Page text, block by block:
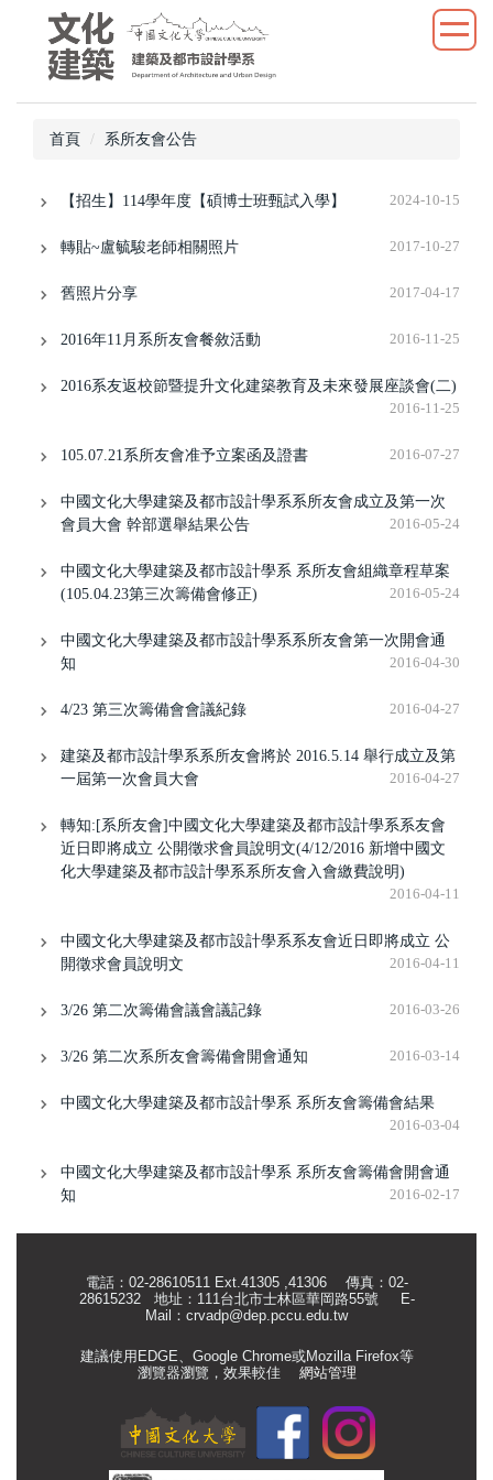
首頁 系所友會公告
【招生】114學年度【碩博士班甄試入學】 2024-10-15
轉貼~盧毓駿老師相關照片 2017-10-27
舊照片分享 2017-04-17
2016年11月系所友會餐敘活動 2016-11-25
2016系友返校節暨提升文化建築教育及未來發展座談會(二)
2016-11-25
105.07.21系所友會准予立案函及證書 2016-07-27
中國文化大學建築及都市設計學系系所友會成立及第一次
會員大會 幹部選舉結果公告
2016-05-24
中國文化大學建築及都市設計學系 系所友會組織章程草案
(105.04.23第三次籌備會修正)
2016-05-24
中國文化大學建築及都市設計學系系所友會第一次開會通
知
2016-04-30
4/23 第三次籌備會會議紀錄 2016-04-27
建築及都市設計學系系所友會將於 2016.5.14 舉行成立及第
一屆第一次會員大會
2016-04-27
轉知:[系所友會]中國文化大學建築及都市設計學系系友會
近日即將成立 公開徵求會員說明文(4/12/2016 新增中國文
化大學建築及都市設計學系系所友會入會繳費說明)
2016-04-11
中國文化大學建築及都市設計學系系友會近日即將成立 公
開徵求會員說明文
2016-04-11
3/26 第二次籌備會議會議記錄 2016-03-26
3/26 第二次系所友會籌備會開會通知 2016-03-14
中國文化大學建築及都市設計學系 系所友會籌備會結果
2016-03-04
中國文化大學建築及都市設計學系 系所友會籌備會開會通
知
2016-02-17
電話：02-28610511 Ext.41305 ,41306 傳真：02-
28615232 地址：111台北市士林區華岡路55號
E-
Mail： crvadp@dep.pccu.edu.tw
建議使用EDGE、Google Chrome或Mozilla Firefox等
瀏覽器瀏覽，效果較佳 網站管理